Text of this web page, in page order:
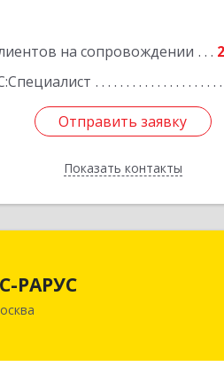
на сопровождении
Отправить заявку
Показать контакты
Отправить заявку
Назад
РАРУС